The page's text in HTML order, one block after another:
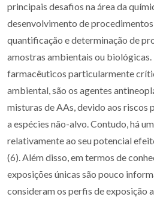
principais desafios na área da
desenvolvimento de
quantificação e determinação de
amostras ambientais ou
farmacêuticos particularmente
ambiental, são os agentes
misturas de AAs, devido aos riscos
a espécies não-alvo. Contudo, há
relativamente ao seu potencial
(6). Além disso, em termos de
exposições únicas são pouco
consideram os perfis de exposição